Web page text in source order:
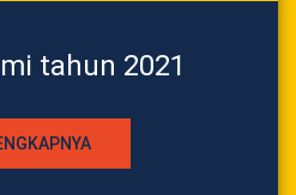
tahun 2021